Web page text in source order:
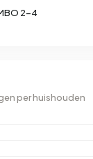
2-4
per huishouden